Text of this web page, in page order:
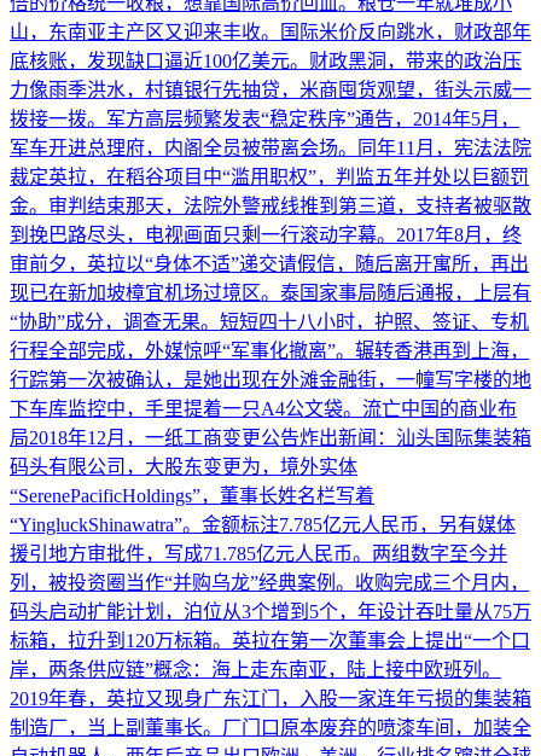
山，东南亚主产区又迎来丰收。国际米价反向跳水，财政部年
底核账，发现缺口逼近100亿美元。财政黑洞，带来的政治压
力像雨季洪水，村镇银行先抽贷，米商囤货观望，街头示威一
拨接一拨。军方高层频繁发表“稳定秩序”通告，2014年5月，
军车开进总理府，内阁全员被带离会场。同年11月，宪法法院
裁定英拉，在稻谷项目中“滥用职权”，判监五年并处以巨额罚
金。审判结束那天，法院外警戒线推到第三道，支持者被驱散
到挽巴路尽头，电视画面只剩一行滚动字幕。2017年8月，终
审前夕，英拉以“身体不适”递交请假信，随后离开寓所，再出
现已在新加坡樟宜机场过境区。泰国家事局随后通报，上层有
“协助”成分，调查无果。短短四十八小时，护照、签证、专机
行程全部完成，外媒惊呼“军事化撤离”。辗转香港再到上海，
行踪第一次被确认，是她出现在外滩金融街，一幢写字楼的地
下车库监控中，手里提着一只A4公文袋。流亡中国的商业布
局2018年12月，一纸工商变更公告炸出新闻：汕头国际集装箱
码头有限公司，大股东变更为，境外实体
“SerenePacificHoldings”，董事长姓名栏写着
“YingluckShinawatra”。金额标注7.785亿元人民币，另有媒体
援引地方审批件，写成71.785亿元人民币。两组数字至今并
列，被投资圈当作“并购乌龙”经典案例。收购完成三个月内，
码头启动扩能计划，泊位从3个增到5个，年设计吞吐量从75万
标箱，拉升到120万标箱。英拉在第一次董事会上提出“一个口
岸，两条供应链”概念：海上走东南亚，陆上接中欧班列。
2019年春，英拉又现身广东江门，入股一家连年亏损的集装箱
制造厂，当上副董事长。厂门口原本废弃的喷漆车间，加装全